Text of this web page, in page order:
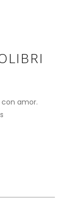
amor.